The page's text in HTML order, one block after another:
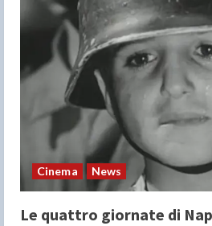
Cinema News
Le quattro giornate di